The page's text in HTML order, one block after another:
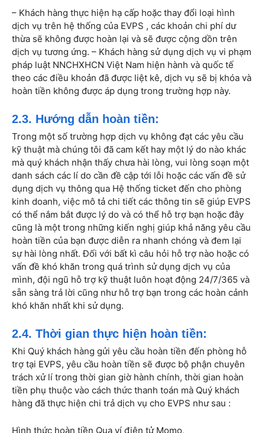
– Khách hàng thực hiện hạ cấp hoặc thay đổi loại hình
dịch vụ trên hệ thống của EVPS , các khoản chi phí dư
thừa sẽ không được hoàn lại và sẽ được cộng dồn trên
dịch vụ tương ứng. – Khách hàng sử dụng dịch vụ vi phạm
pháp luật NNCHXHCN Việt Nam hiện hành và quốc tế
theo các điều khoản đã được liệt kê, dịch vụ sẽ bị khóa và
hoàn tiền không được áp dụng trong trường hợp này.
2.3. Hướng dẫn hoàn tiền:
Trong một số trường hợp dịch vụ không đạt các yêu cầu
kỹ thuật mà chúng tôi đã cam kết hay một lý do nào khác
mà quý khách nhận thấy chưa hài lòng, vui lòng soạn một
danh sách các lí do cần đề cập tới lỗi hoặc các vấn đề sử
dụng dịch vụ thông qua Hệ thống ticket đến cho phòng
kinh doanh, việc mô tả chi tiết các thông tin sẽ giúp EVPS
có thể nắm bắt được lý do và có thể hỗ trợ bạn hoặc đây
cũng là một trong những kiến nghị giúp khả năng yêu cầu
hoàn tiền của bạn được diễn ra nhanh chóng và đem lại
sự hài lòng nhất. Đối với bất kì câu hỏi hỗ trợ nào hoặc có
vấn đề khó khăn trong quá trình sử dụng dịch vụ của
mình, đội ngũ hỗ trợ kỹ thuật luôn hoạt động 24/7/365 và
sẵn sàng trả lời cũng như hỗ trợ bạn trong các hoàn cảnh
khó khăn nhất khi sử dụng.
2.4. Thời gian thực hiện hoàn tiền:
Khi Quý khách hàng gửi yêu cầu hoàn tiền đến phòng hỗ
trợ tại EVPS, yêu cầu hoàn tiền sẽ được bộ phận chuyên
trách xử lí trong thời gian giờ hành chính, thời gian hoàn
tiền phụ thuộc vào cách thức thanh toán mà Quý khách
hàng đã thực hiện chi trả dịch vụ cho EVPS như sau :
Hình thức hoàn tiền Qua ví điện tử Momo,